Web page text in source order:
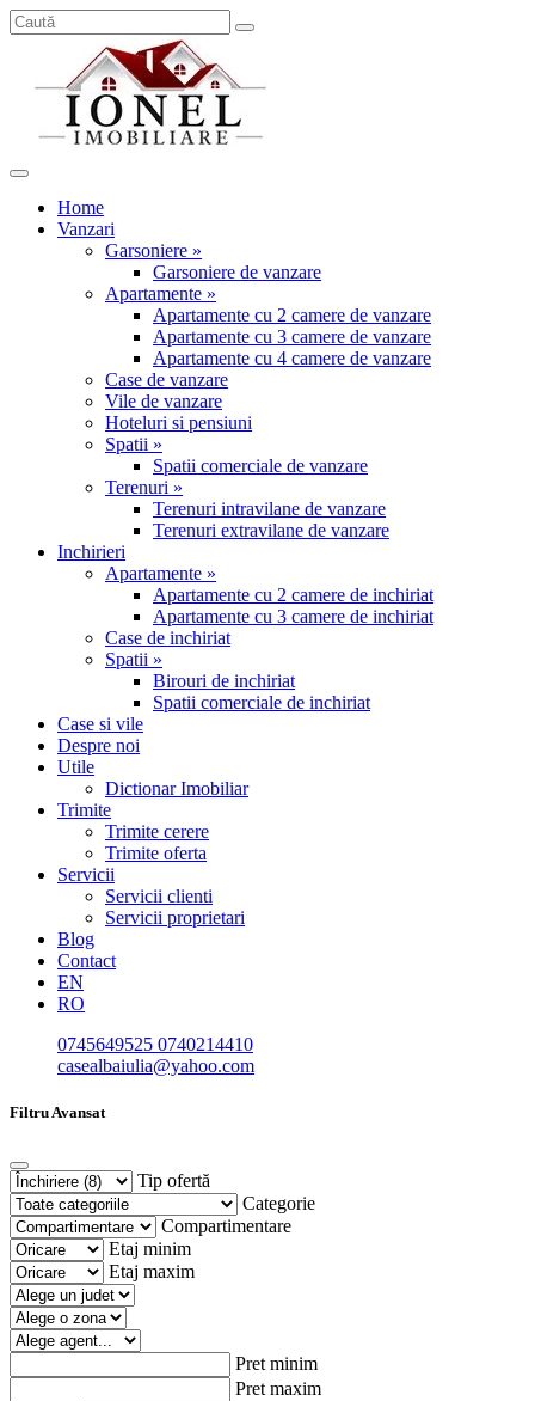
Home
Vanzari
Garsoniere »
Garsoniere de vanzare
Apartamente »
Apartamente cu 2 camere de vanzare
Apartamente cu 3 camere de vanzare
Apartamente cu 4 camere de vanzare
Case de vanzare
Vile de vanzare
Hoteluri si pensiuni
Spatii »
Spatii comerciale de vanzare
Terenuri »
Terenuri intravilane de vanzare
Terenuri extravilane de vanzare
Inchirieri
Apartamente »
Apartamente cu 2 camere de inchiriat
Apartamente cu 3 camere de inchiriat
Case de inchiriat
Spatii »
Birouri de inchiriat
Spatii comerciale de inchiriat
Case si vile
Despre noi
Utile
Dictionar Imobiliar
Trimite
Trimite cerere
Trimite oferta
Servicii
Servicii clienti
Servicii proprietari
Blog
Contact
EN
RO
0745649525 0740214410
casealbaiulia@yahoo.com
Filtru Avansat
Tip ofertă
Categorie
Compartimentare
Etaj minim
Etaj maxim
Pret minim
Pret maxim